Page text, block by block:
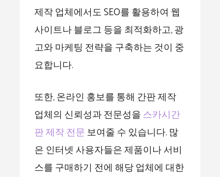
제작 업체에서도 SEO를 활용하여 웹
사이트나 블로그 등을 최적화하고, 광
고와 마케팅 전략을 구축하는 것이 중
요합니다.
또한, 온라인 홍보를 통해 간판 제작
업체의 신뢰성과 전문성을스카시간
판 제작 전문보여줄 수 있습니다. 많
은 인터넷 사용자들은 제품이나 서비
스를 구매하기 전에 해당 업체에 대한